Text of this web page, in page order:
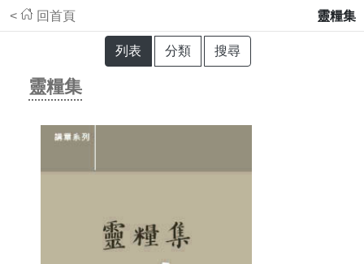
靈糧集
< 回首頁
列表 分類 搜尋
靈糧集